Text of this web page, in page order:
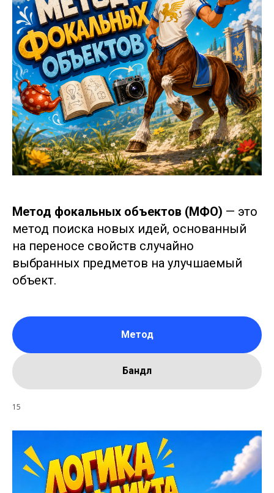
Метод фокальных объектов (МФО) — это
метод поиска новых идей, основанный
на переносе свойств случайно
выбранных предметов на улучшаемый
объект.
Метод
Бандл
15